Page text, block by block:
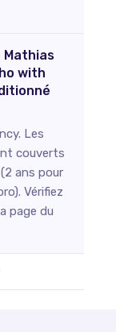
Mathias
with
Les
couverts
ans pour
Vérifiez
page du